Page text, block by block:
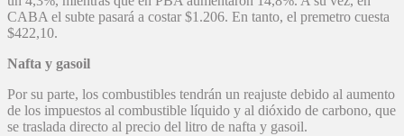
CABA el subte pasará a costar $1.206. En tanto, el premetro cuesta
$422,10.
Nafta y gasoil
Por su parte, los combustibles tendrán un reajuste debido al aumento
de los impuestos al combustible líquido y al dióxido de carbono, que
se traslada directo al precio del litro de nafta y gasoil.